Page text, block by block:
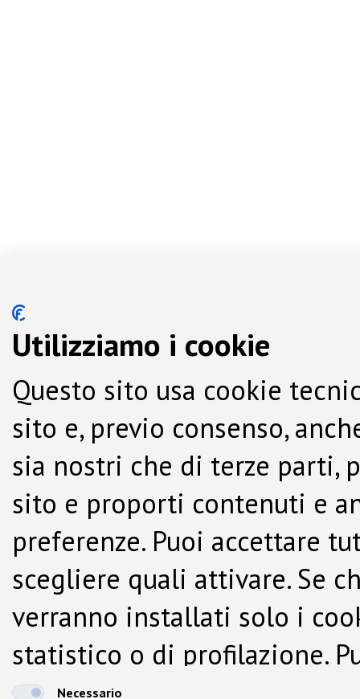
Utilizziamo i cookie
Questo sito usa cookie
sito e, previo consenso,
sia nostri che di terze parti,
sito e proporti contenuti e
preferenze. Puoi accettare
scegliere quali attivare. Se
verranno installati solo i
statistico o di profilazione.
dalla Cookie Policy.
Necessario